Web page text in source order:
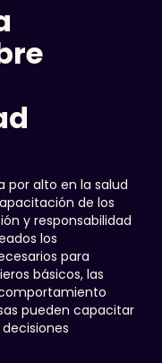
por alto en la salud
de los
y responsabilidad
los
para
básicos, las
pueden capacitar